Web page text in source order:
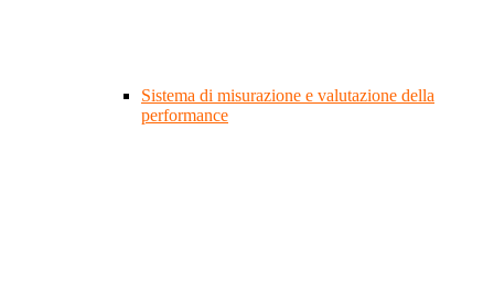
Sistema di misurazione e valutazione della
performance